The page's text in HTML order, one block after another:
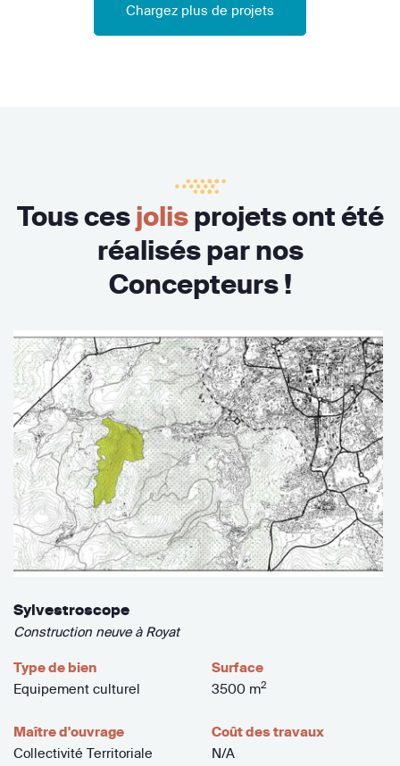
Chargez plus de projets
Tous cesjolisprojets ont été
réalisés par nos
Concepteurs !
Sylvestroscope
Construction neuve à Royat
Type de bien
Equipement culturel
Surface
3500 m2
Maître d'ouvrage
Collectivité Territoriale
Coût des travaux
N/A